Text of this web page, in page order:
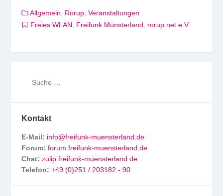
Allgemein Rorup, Veranstaltungen
Freies WLAN
Freifunk Münsterland rorup.net e.V.
Kontakt
E-Mail: info@freifunk-muensterland.de
Forum: forum.freifunk-muensterland.de
Chat: zulip.freifunk-muensterland.de
Telefon: +49 (0)251 / 203182 - 90